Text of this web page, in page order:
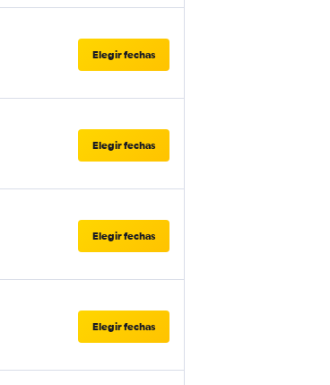
Elegir fechas
Elegir fechas
Elegir fechas
Elegir fechas